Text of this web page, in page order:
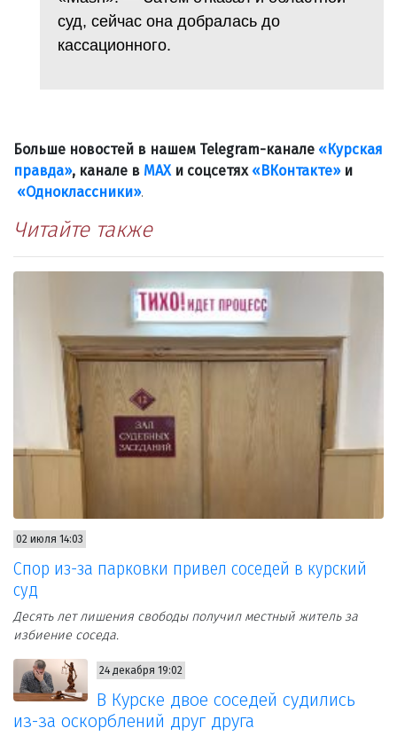
суд, сейчас она добралась до
кассационного.
Больше новостей в нашем Telegram-канале «Курская
правда», канале в МАХи соцсетях «ВКонтакте»и
«Одноклассники».
Читайте также
02 июля 14:03
Спор из-за парковки привел соседей в курский
суд
Десять лет лишения свободы получил местный житель за
избиение соседа.
24 декабря 19:02
В Курске двое соседей судились
из-за оскорблений друг друга